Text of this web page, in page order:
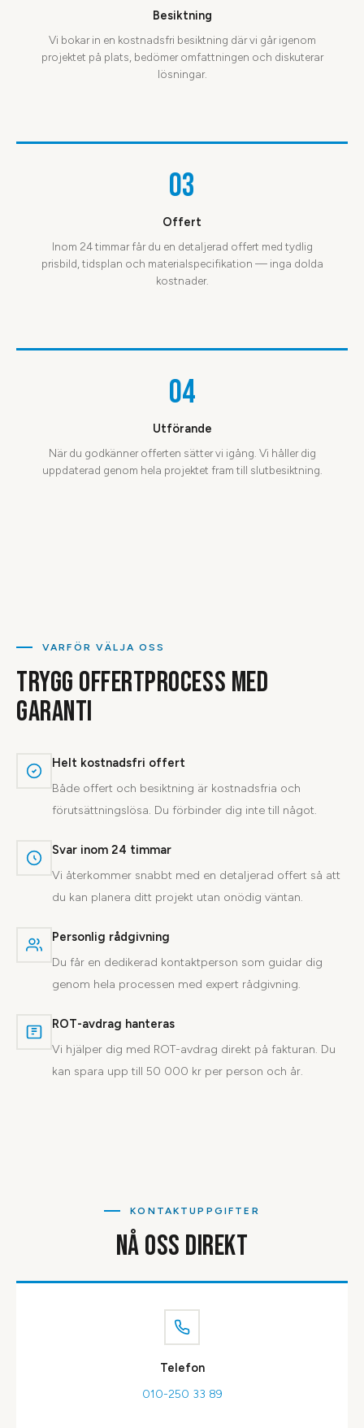
Besiktning
Vi bokar in en kostnadsfri besiktning där vi går igenom
projektet på plats, bedömer omfattningen och diskuterar
lösningar.
03
Offert
Inom 24 timmar får du en detaljerad offert med tydlig
prisbild, tidsplan och materialspecifikation — inga dolda
kostnader.
04
Utförande
När du godkänner offerten sätter vi igång. Vi håller dig
uppdaterad genom hela projektet fram till slutbesiktning.
VARFÖR VÄLJA OSS
TRYGG OFFERTPROCESS MED
GARANTI
Helt kostnadsfri offert
Både offert och besiktning är kostnadsfria och
förutsättningslösa. Du förbinder dig inte till något.
Svar inom 24 timmar
Vi återkommer snabbt med en detaljerad offert så att
du kan planera ditt projekt utan onödig väntan.
Personlig rådgivning
Du får en dedikerad kontaktperson som guidar dig
genom hela processen med expert rådgivning.
ROT-avdrag hanteras
Vi hjälper dig med ROT-avdrag direkt på fakturan. Du
kan spara upp till 50 000 kr per person och år.
KONTAKTUPPGIFTER
NÅ OSS DIREKT
Telefon
010-250 33 89